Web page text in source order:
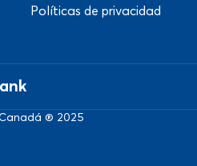
Políticas de privacidad
® 2025